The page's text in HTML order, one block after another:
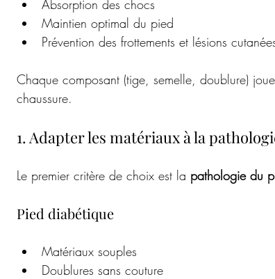
Absorption des chocs
Maintien optimal du pied
Prévention des frottements et lésions
Chaque composant (tige, semelle, doublure)
chaussure.
1. Adapter les matériaux à la
Le premier critère de choix est la pathologie du
Pied diabétique
Matériaux souples
Doublures sans couture